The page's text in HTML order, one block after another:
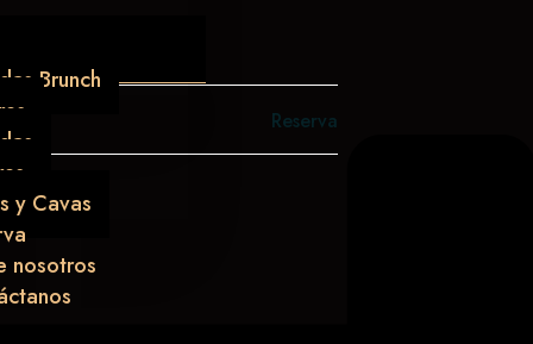
Brunch
y Cavas
nosotros
Reserva